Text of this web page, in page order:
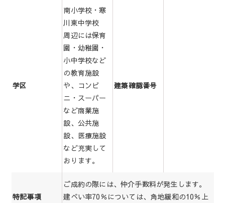
学区
南小学校・寒
川東中学校
周辺には保育
園・幼稚園・
小中学校など
の教育施設
や、コンビ
ニ・スーパー
など商業施
設、公共施
設、医療施設
など充実して
おります。
建築確認番号
特記事項
ご成約の際には、仲介手数料が発生します。
建ぺい率70％については、角地緩和の10％上